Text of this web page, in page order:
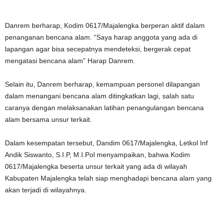
Danrem berharap, Kodim 0617/Majalengka berperan aktif dalam
penanganan bencana alam. “Saya harap anggota yang ada di
lapangan agar bisa secepatnya mendeteksi, bergerak cepat
mengatasi bencana alam” Harap Danrem.
Selain itu, Danrem berharap, kemampuan personel dilapangan
dalam menangani bencana alam ditingkatkan lagi, salah satu
caranya dengan melaksanakan latihan penangulangan bencana
alam bersama unsur terkait.
Dalam kesempatan tersebut, Dandim 0617/Majalengka, Letkol Inf
Andik Siswanto, S.I.P, M.I.Pol menyampaikan, bahwa Kodim
0617/Majalengka beserta unsur terkait yang ada di wilayah
Kabupaten Majalengka telah siap menghadapi bencana alam yang
akan terjadi di wilayahnya.